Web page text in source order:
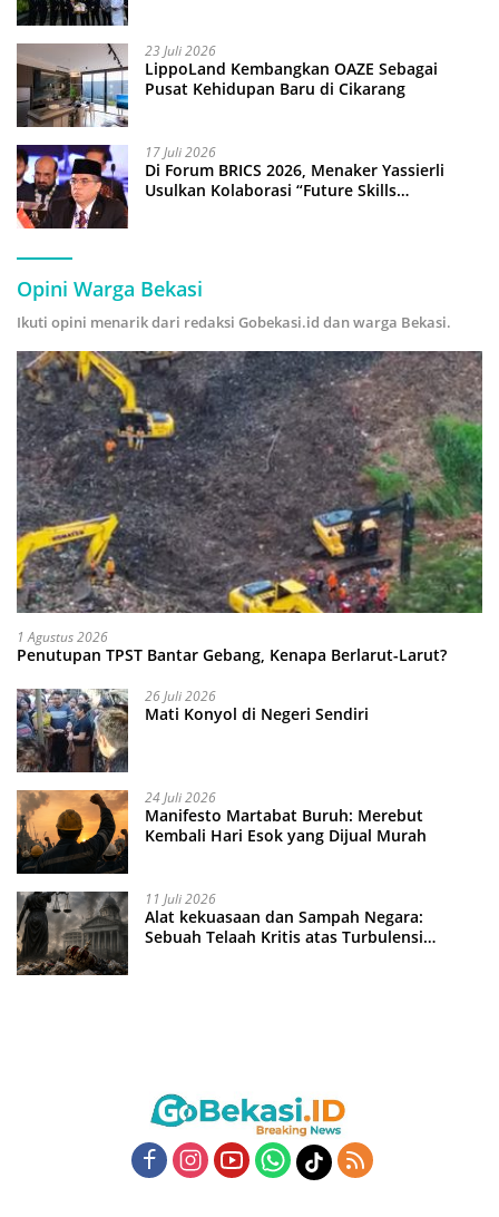
23 Juli 2026
LippoLand Kembangkan OAZE Sebagai
Pusat Kehidupan Baru di Cikarang
17 Juli 2026
Di Forum BRICS 2026, Menaker Yassierli
Usulkan Kolaborasi “Future Skills
Opini Warga Bekasi
Ikuti opini menarik dari redaksi Gobekasi.id dan warga Bekasi.
1 Agustus 2026
Penutupan TPST Bantar Gebang, Kenapa Berlarut-Larut?
26 Juli 2026
Mati Konyol di Negeri Sendiri
24 Juli 2026
Manifesto Martabat Buruh: Merebut
Kembali Hari Esok yang Dijual Murah
11 Juli 2026
Alat kekuasaan dan Sampah Negara:
Sebuah Telaah Kritis atas Turbulensi